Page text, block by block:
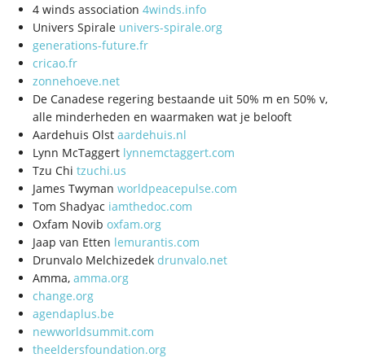
4 winds association 4winds.info
Univers Spirale univers-spirale.org
generations-future.fr
cricao.fr
zonnehoeve.net
De Canadese regering bestaande uit 50% m en 50% v,
alle minderheden en waarmaken wat je belooft
Aardehuis Olst aardehuis.nl
Lynn McTaggert lynnemctaggert.com
Tzu Chi tzuchi.us
James Twyman worldpeacepulse.com
Tom Shadyac iamthedoc.com
Oxfam Novib oxfam.org
Jaap van Etten lemurantis.com
Drunvalo Melchizedek drunvalo.net
Amma, amma.org
change.org
agendaplus.be
newworldsummit.com
theeldersfoundation.org